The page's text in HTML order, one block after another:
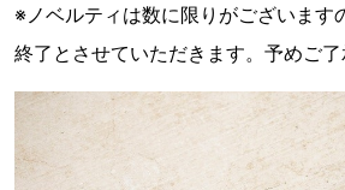
※ノベルティは数に限りがございます
終了とさせていただきます。予めご了